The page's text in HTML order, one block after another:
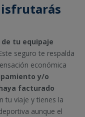
tu equipaje
seguro te respalda
económica
y/o
facturado
tu viaje y tienes la
aunque el